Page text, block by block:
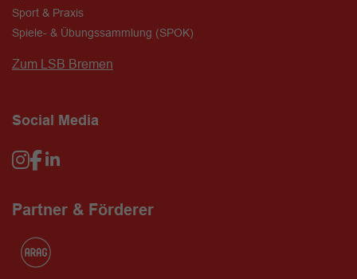
Sport & Praxis
Spiele- & Übungssammlung (SPOK)
Zum LSB Bremen
Social Media
Partner & Förderer